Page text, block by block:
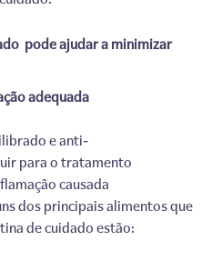
pode ajudar a minimizar
adequada
e anti-
para o tratamento
causada
dos principais alimentos que
de cuidado estão: